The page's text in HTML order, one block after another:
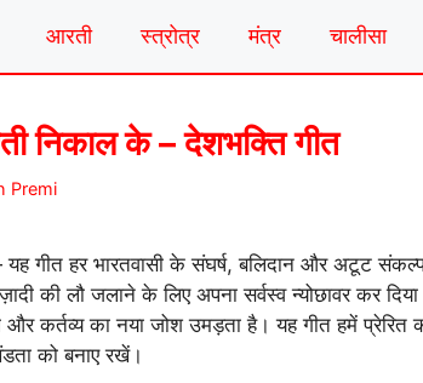
आरती स्त्रोत्र मंत्र चालीसा
निकाल के – देशभक्ति गीत
Premi
गीत हर भारतवासी के संघर्ष, बलिदान और अटूट
की लौ जलाने के लिए अपना सर्वस्व न्योछावर कर
और कर्तव्य का नया जोश उमड़ता है। यह गीत हमें
को बनाए रखें।